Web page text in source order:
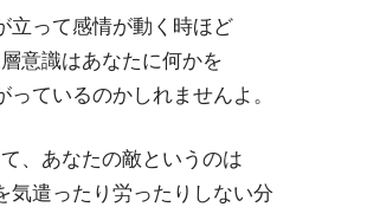
立って感情が動く時ほど
意識はあなたに何かを
っているのかしれませんよ。
、あなたの敵というのは
気遣ったり労ったりしない分